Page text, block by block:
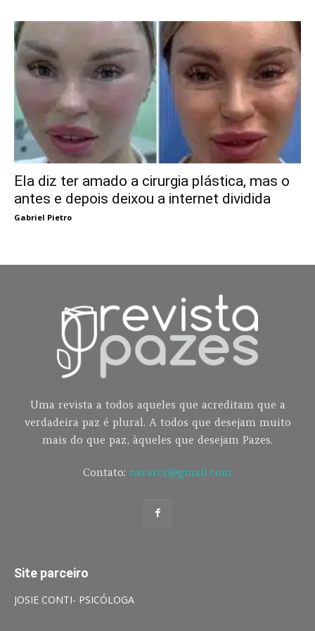
Ela diz ter amado a cirurgia plástica, mas o
antes e depois deixou a internet dividida
Gabriel Pietro
Uma revista a todos aqueles que acreditam que a
verdadeira paz é plural. A todos que desejam muito
mais do que paz, àqueles que desejam Pazes.
Contato: nararcr@gmail.com
Site parceiro
JOSIE CONTI- PSICÓLOGA